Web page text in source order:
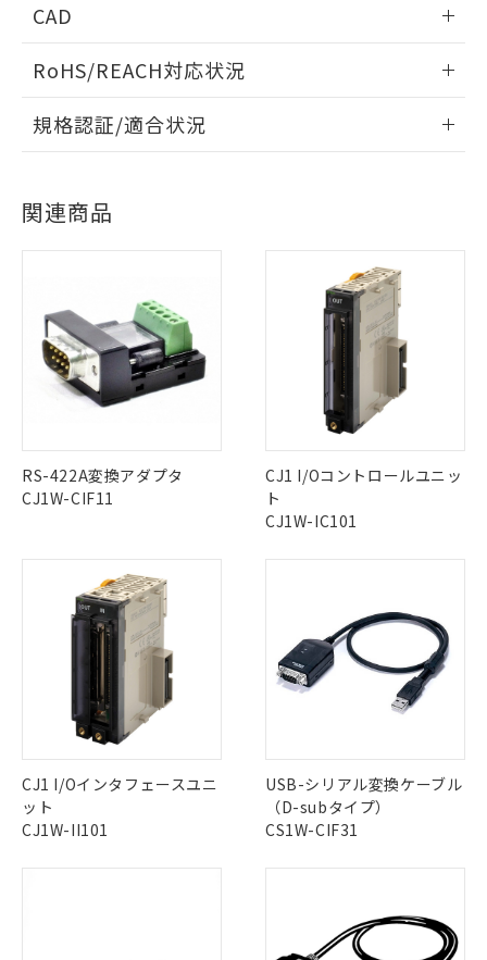
CAD
ログイン/会員登録いただくと、CADデータをダウンロー
ドすることができます。
ダウンロードデータをご利用いただく前に、以下を必ずお読
みください。
ソフトウェアの使用条件
RoHS/REACH対応状況
EU RoHS 注意事項・凡例
対応状況 ※1
中国 RoHS 注意事項・凡例
O
"対応済み"や非含有の記載がされた商品であっても、流通
在庫等で未対応品が混在する可能性があります。
非含有品が必要な際は、弊社営業部門もしくは販売店へお
問い合わせください。
この製品のRoHS/REACH対応状況ページへ
規格認証/適合状況
Yes
（イギリス
船舶規格）
（ノルウェー
船舶規格）
BV型式承認
（フランス
船舶規格）
Yes Yes
その他の認証はこちらのページからご検索ください
関連商品
RS-422A変換アダプタ
CJ1W-CIF11
CJ1 I/Oコントロールユニッ
ト
CJ1W-IC101
CJ1 I/Oインタフェースユニ
ット
CJ1W-II101
USB-シリアル変換ケーブル
（D-subタイプ）
CS1W-CIF31
ご利用条件
以下の条件をお読みいただき、同意のうえ
ご利用ください。
本サービスは、当社制御機器事業取扱
(税抜)を提供させていただくもので
当社制御機器事業取扱商品の中には、
本サービスの対象外となる商品もある
※1 対応状況
対応済み：EU RoHS指令（10物質）の
非含有に対応した製品が提供可能な商品で
す。
対応予定：EU RoHS指令（10物質）の非含
有に対応した製品に切り替える予定のある
商品です。
対応予定なし：EU RoHS指令（10物質）の
非含有に非対応の商品で、対応品を出す予
定はありません。
調査・確認中：EU RoHS指令（10物質）の
非含有の対応状況を調査中または確認中の
仕入先様の事情により、非含有部品として
いたものが、含有品と判明した場合などや
※1 中国RoHS○×表
「×」：最大均質材料含有率が中国RoHSの
基準値を超えていることを示します。
当社は、これら貴社製品のうち、外国